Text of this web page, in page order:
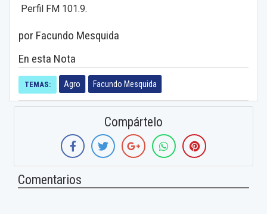
Perfil FM 101.9.
por Facundo Mesquida
En esta Nota
TEMAS: Agro Facundo Mesquida
Compártelo
Comentarios